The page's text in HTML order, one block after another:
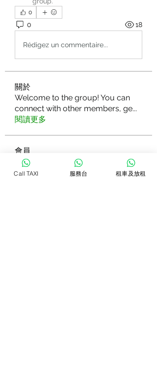
0
0 18
Rédigez un commentaire...
關於
Welcome to the group! You can
connect with other members, ge...
閱讀更多
會員
VivastreetIndia Directory
追蹤
Call TAXI 服務台 租車及放租